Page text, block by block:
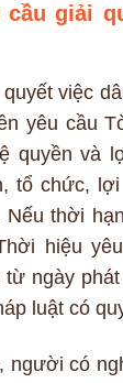
giải
việc
yêu cầu
quyền và
tổ chức,
thời
hiệu
ngày phát
luật có
người có